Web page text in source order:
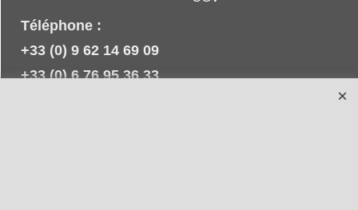
Téléphone :
+33 (0) 9 62 14 69 09
+33 (0) 6 76 95 36 33